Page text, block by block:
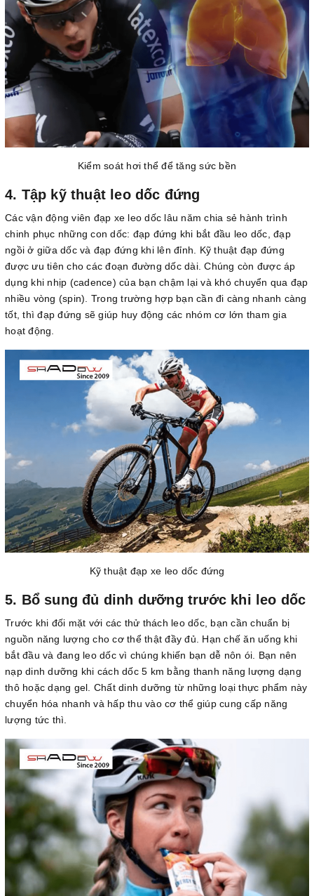
Kiểm soát hơi thể để tăng sức bền
4. Tập kỹ thuật leo dốc đứng
Các vận động viên đạp xe leo dốc lâu năm chia sẻ hành trình
chinh phục những con dốc: đạp đứng khi bắt đầu leo dốc, đạp
ngồi ở giữa dốc và đạp đứng khi lên đỉnh. Kỹ thuật đạp đứng
được ưu tiên cho các đoạn đường dốc dài. Chúng còn được áp
dụng khi nhịp (cadence) của bạn chậm lại và khó chuyển qua đạp
nhiều vòng (spin). Trong trường hợp bạn cần đi càng nhanh càng
tốt, thì đạp đứng sẽ giúp huy động các nhóm cơ lớn tham gia
hoạt động.
Kỹ thuật đạp xe leo dốc đứng
5. Bổ sung đủ dinh dưỡng trước khi leo dốc
Trước khi đối mặt với các thử thách leo dốc, bạn cần chuẩn bị
nguồn năng lượng cho cơ thể thật đầy đủ. Hạn chế ăn uống khi
bắt đầu và đang leo dốc vì chúng khiến bạn dễ nôn ói. Bạn nên
nạp dinh dưỡng khi cách dốc 5 km bằng thanh năng lượng dạng
thô hoặc dạng gel. Chất dinh dưỡng từ những loại thực phẩm này
chuyển hóa nhanh và hấp thu vào cơ thể giúp cung cấp năng
lượng tức thì.